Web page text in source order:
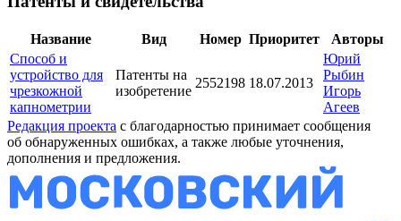
Название Вид Номер Приоритет
Авторы
Способ и
устройство для
чрезкожной
капнометрии
Патенты на
изобретение
2552198 18.07.2013
Юрий
Рыбин
Игорь
Агеев
Редакция проекта с благодарностью принимает сообщения
об обнаруженных ошибках, а также любые уточнения,
дополнения и предложения.